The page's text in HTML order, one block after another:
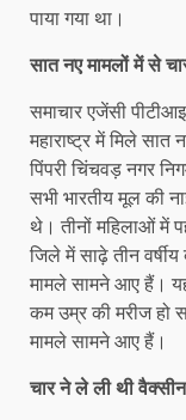
पाया गया था।
सात नए मामलों में से
समाचार एजेंसी
महाराष्‍ट्र में मिले
पिंपरी चिंचवड़ नगर
सभी भारतीय मूल की
थे। तीनों महिलाओं में
जिले में साढ़े तीन
मामले सामने आए हैं।
कम उम्र की मरीज हो
मामले सामने आए हैं।
चार ने ले ली थी